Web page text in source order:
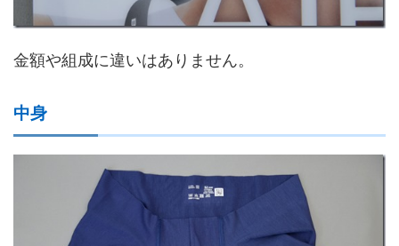
金額や組成に違いはありません。
中身